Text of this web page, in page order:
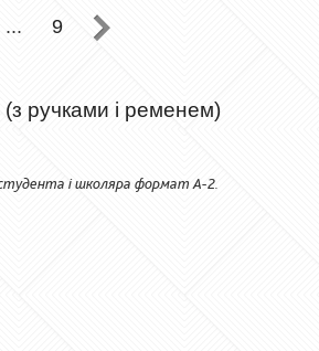
... 9
(з ручками і ременем)
і школяра формат А-2.